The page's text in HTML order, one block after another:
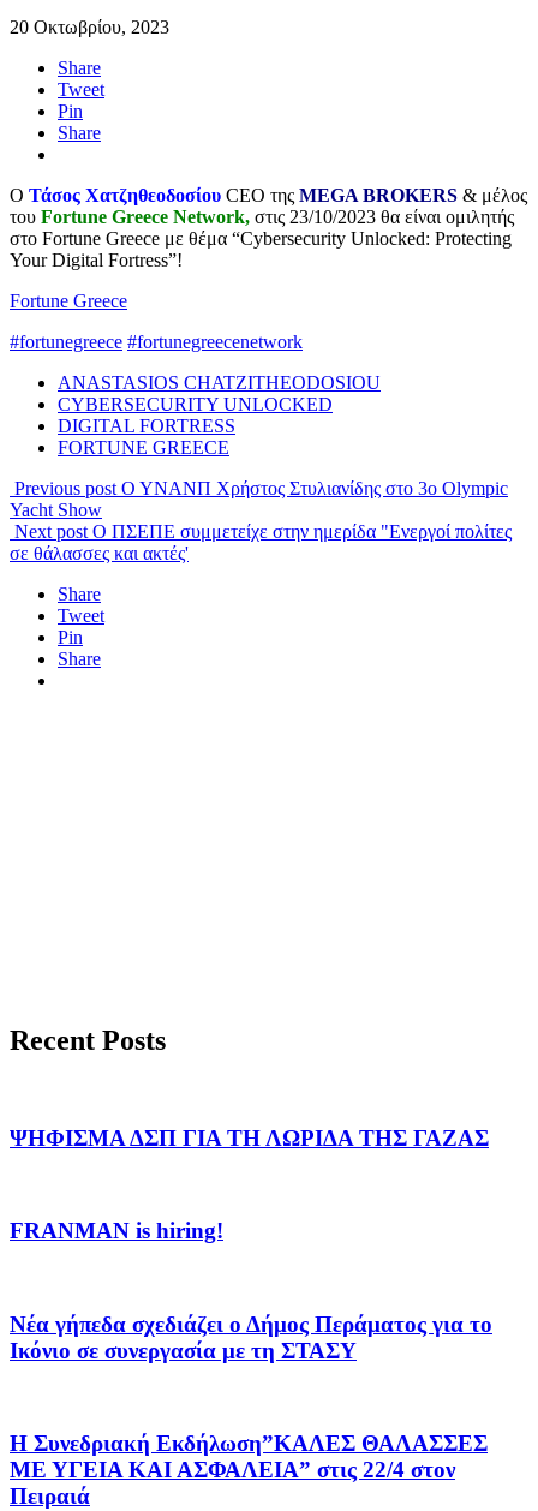
20 Οκτωβρίου, 2023
Share
Tweet
Pin
Share
O Τάσος Χατζηθεοδοσίου CEO της MEGA BROKERS & μέλος
του Fortune Greece Network, στις 23/10/2023 θα είναι ομιλητής
στο Fortune Greece με θέμα “Cybersecurity Unlocked: Protecting
Your Digital Fortress”!
Fortune Greece
#fortunegreece #fortunegreecenetwork
ANASTASIOS CHATZITHEODOSIOU
CYBERSECURITY UNLOCKED
DIGITAL FORTRESS
FORTUNE GREECE
Previous post Ο ΥΝΑΝΠ Χρήστος Στυλιανίδης στο 3o Olympic
Yacht Show
Next post Ο ΠΣΕΠΕ συμμετείχε στην ημερίδα "Ενεργοί πολίτες
σε θάλασσες και ακτές'
Share
Tweet
Pin
Share
Recent Posts
ΨΗΦΙΣΜΑ ΔΣΠ ΓΙΑ ΤΗ ΛΩΡΙΔΑ ΤΗΣ ΓΑΖΑΣ
FRANMAN is hiring!
Νέα γήπεδα σχεδιάζει ο Δήμος Περάματος για το
Ικόνιο σε συνεργασία με τη ΣΤΑΣΥ
Η Συνεδριακή Εκδήλωση”ΚΑΛΕΣ ΘΑΛΑΣΣΕΣ
ΜΕ ΥΓΕΙΑ ΚΑΙ ΑΣΦΑΛΕΙΑ” στις 22/4 στον
Πειραιά